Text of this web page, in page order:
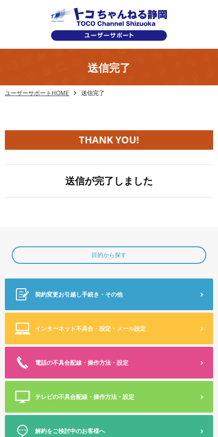
送信完了
ユーザーサポートHOME 送信完了
THANK YOU!
送信が完了しました
目的から探す
契約変更お引越し手続き・その他
インターネット不具合・設定・メール設定
電話の不具合配線・操作方法・設定
テレビの不具合配線・操作方法・設定
解約をご検討中のお客様へ